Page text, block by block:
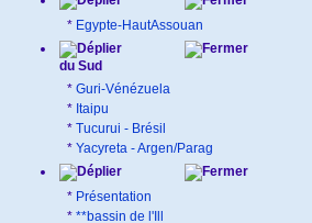
* Egypte-HautAssouan
du Sud
* Guri-Vénézuela
* Itaipu
* Tucurui - Brésil
* Yacyreta - Argen/Parag
* Présentation
* **bassin de l'Ill